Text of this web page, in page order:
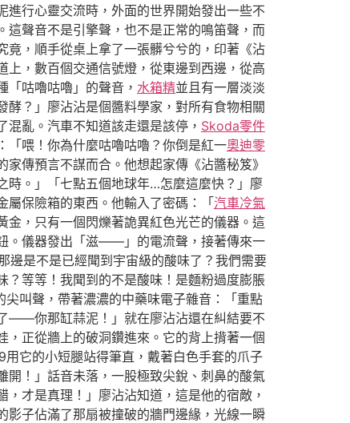
行心靈交流時，外面的世界開始發出一些不
聲音不是引擎聲，也不是正常的鳴笛聲，而
竟，順手從桌上拿了一張髒兮兮的，印著《沾
，數百個交通信號燈，從東邊到西邊，從高
咕嚕咕嚕」的聲音， 水箱精並且有一層淡淡
？」廖沾沾是個醬料學家，對所有食物相關
亂。汽車不知道該走還是該停， Skoda零件
「喂！你為什麼咕嚕咕嚕？你倒是紅一奧迪零
傳預言不謀而合。他想起家傳《沾醬秘笈》
時。」「七點五個地球年…怎麼這麼快？」廖
保險箱的東西。他輸入了密碼：「 汽車冷氣
金，只有一個閃爍著詭異紅色光芒的儀器。這
。儀器發出「滋——」的電流聲，接著傳來一
邊是不是已經聞到宇宙級的酸味了？我們需要
？等等！我聞到的不是酸味！是麵粉過度膨脹
叫聲，帶著濃濃的中藥味電子雜音：「重點
——你那缸蒜泥！」就在廖沾沾還在糾結要不
正從牆上的破洞鑽進來。它的背上揹著一個
它的小短腿站得筆直，戴著白色手套的爪子
開！」話音未落，一股極致尖銳、刺鼻的酸氣
才是真理！」廖沾沾知道，這是他的宿敵，
影子佔滿了那扇被撞破的牆門邊緣，光線一瞬